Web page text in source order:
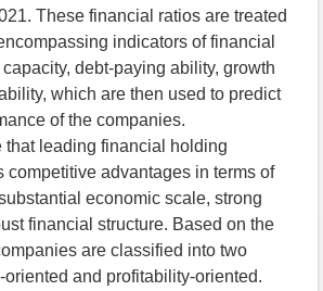
These financial ratios are treated
indicators of financial
debt-paying ability, growth
which are then used to predict
of the companies.
that leading financial holding
competitive advantages in terms of
economic scale, strong
financial structure. Based on the
are classified into two
and profitability-oriented.